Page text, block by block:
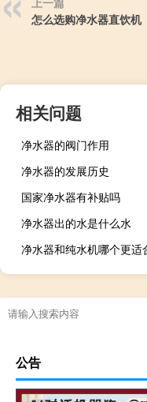
怎么选购净水器直饮机
相关问题
净水器的阀门作用
净水器的发展历史
国家净水器有补贴吗
净水器出的水是什么水
公告